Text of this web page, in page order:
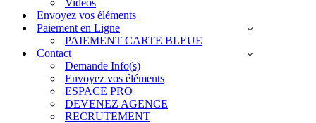
Vidéos
Envoyez vos éléments
Paiement en Ligne
PAIEMENT CARTE BLEUE
Contact
Demande Info(s)
Envoyez vos éléments
ESPACE PRO
DEVENEZ AGENCE
RECRUTEMENT